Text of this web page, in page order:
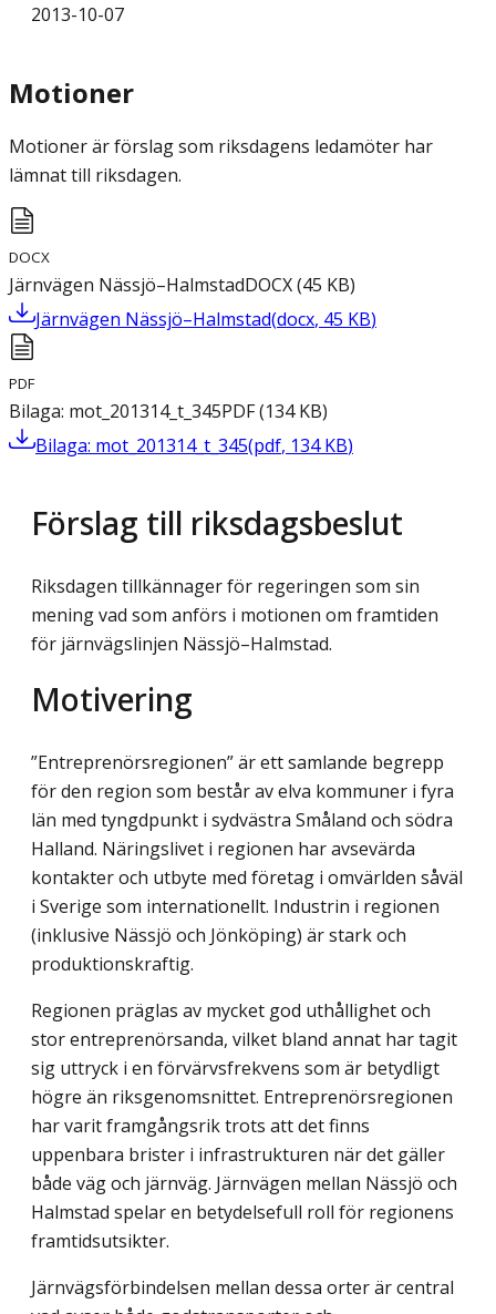
2013-10-07
Motioner
Motioner är förslag som riksdagens ledamöter har
lämnat till riksdagen.
DOCX
Järnvägen Nässjö–HalmstadDOCX(45 KB)
Järnvägen Nässjö–Halmstad(docx, 45 KB)
PDF
Bilaga: mot_201314_t_345PDF(134 KB)
Bilaga: mot_201314_t_345(pdf, 134 KB)
Förslag till riksdagsbeslut
Riksdagen tillkännager för regeringen som sin
mening vad som anförs i motionen om framtiden
för järnvägslinjen Nässjö–Halmstad.
Motivering
”Entreprenörsregionen” är ett samlande begrepp
för den region som består av elva kommuner i fyra
län med tyngdpunkt i sydvästra Småland och södra
Halland. Näringslivet i regionen har avsevärda
kontakter och utbyte med företag i omvärlden såväl
i Sverige som internationellt. Industrin i regionen
(inklusive Nässjö och Jönköping) är stark och
produktionskraftig.
Regionen präglas av mycket god uthållighet och
stor entreprenörsanda, vilket bland annat har tagit
sig uttryck i en förvärvsfrekvens som är betydligt
högre än riksgenomsnittet. Entreprenörsregionen
har varit framgångsrik trots att det finns
uppenbara brister i infrastrukturen när det gäller
både väg och järnväg. Järnvägen mellan Nässjö och
Halmstad spelar en betydelsefull roll för regionens
framtidsutsikter.
Järnvägsförbindelsen mellan dessa orter är central